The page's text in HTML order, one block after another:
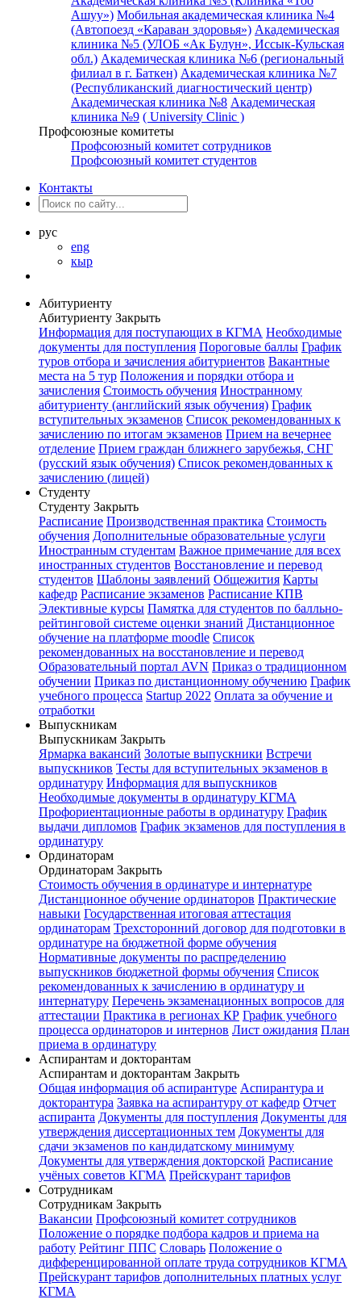
Ашуу») Мобильная академическая клиника №4
(Автопоезд «Караван здоровья») Академическая
клиника №5 (УЛОБ «Ак Булун», Иссык-Кульская
обл.) Академическая клиника №6 (региональный
филиал в г. Баткен) Академическая клиника №7
(Республиканский диагностический центр)
Академическая клиника №8 Академическая
клиника №9 ( University Clinic )
Профсоюзные комитеты
Профсоюзный комитет сотрудников
Профсоюзный комитет студентов
Контакты
рус
eng
кыр
Абитуриенту
Абитуриенту Закрыть
Информация для поступающих в КГМА Необходимые
документы для поступления Пороговые баллы График
туров отбора и зачисления абитуриентов Вакантные
места на 5 тур Положения и порядки отбора и
зачисления Стоимость обучения Иностранному
абитуриенту (английский язык обучения) График
вступительных экзаменов Список рекомендованных к
зачислению по итогам экзаменов Прием на вечернее
отделение Прием граждан ближнего зарубежья, СНГ
(русский язык обучения) Список рекомендованных к
зачислению (лицей)
Студенту
Студенту Закрыть
Расписание Производственная практика Стоимость
обучения Дополнительные образовательные услуги
Иностранным студентам Важное примечание для всех
иностранных студентов Восстановление и перевод
студентов Шаблоны заявлений Общежития Карты
кафедр Расписание экзаменов Расписание КПВ
Элективные курсы Памятка для студентов по балльно-
рейтинговой системе оценки знаний Дистанционное
обучение на платформе moodle Список
рекомендованных на восстановление и перевод
Образовательный портал AVN Приказ о традиционном
обучении Приказ по дистанционному обучению График
учебного процесса Startup 2022 Оплата за обучение и
отработки
Выпускникам
Выпускникам Закрыть
Ярмарка вакансий Золотые выпускники Встречи
выпускников Тесты для вступительных экзаменов в
ординатуру Информация для выпускников
Необходимые документы в ординатуру КГМА
Профориентационные работы в ординатуру График
выдачи дипломов График экзаменов для поступления в
ординатуру
Ординаторам
Ординаторам Закрыть
Стоимость обучения в ординатуре и интернатуре
Дистанционное обучение ординаторов Практические
навыки Государственная итоговая аттестация
ординаторам Трехсторонний договор для подготовки в
ординатуре на бюджетной форме обучения
Нормативные документы по распределению
выпускников бюджетной формы обучения Список
рекомендованных к зачислению в ординатуру и
интернатуру Перечень экзаменационных вопросов для
аттестации Практика в регионах КР График учебного
процесса ординаторов и интернов Лист ожидания План
приема в ординатуру
Аспирантам и докторантам
Аспирантам и докторантам Закрыть
Общая информация об аспирантуре Аспирантура и
докторантура Заявка на аспирантуру от кафедр Отчет
аспиранта Документы для поступления Документы для
утверждения диссертационных тем Документы для
сдачи экзаменов по кандидатскому минимуму
Документы для утверждения докторской Расписание
учёных советов КГМА Прейскурант тарифов
Сотрудникам
Сотрудникам Закрыть
Вакансии Профсоюзный комитет сотрудников
Положение о порядке подбора кадров и приема на
работу Рейтинг ППС Словарь Положение о
дифференцированной оплате труда сотрудников КГМА
Прейскурант тарифов дополнительных платных услуг
КГМА